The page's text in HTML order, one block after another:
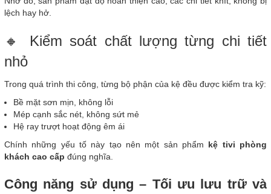
lệch hay hở.
🔸 Kiểm soát chất lượng từng chi tiết
nhỏ
Trong quá trình thi công, từng bộ phận của kệ đều được kiểm tra kỹ:
Bề mặt sơn mịn, không lỗi
Mép cạnh sắc nét, không sứt mẻ
Hệ ray trượt hoạt động êm ái
Chính những yếu tố này tạo nên một sản phẩm kệ tivi phòng
khách cao cấp đúng nghĩa.
Công năng sử dụng – Tối ưu lưu trữ và